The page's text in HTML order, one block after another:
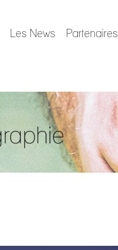
Les News Partenaires